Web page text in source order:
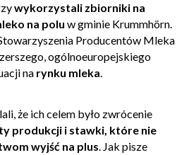
wykorzystali zbiorniki na
na polu w gminie Krummhörn.
Producentów Mleka
ogólnoeuropejskiego
na rynku mleka.
że ich celem było zwrócenie
produkcji i stawki, które nie
wyjść na plus. Jak pisze